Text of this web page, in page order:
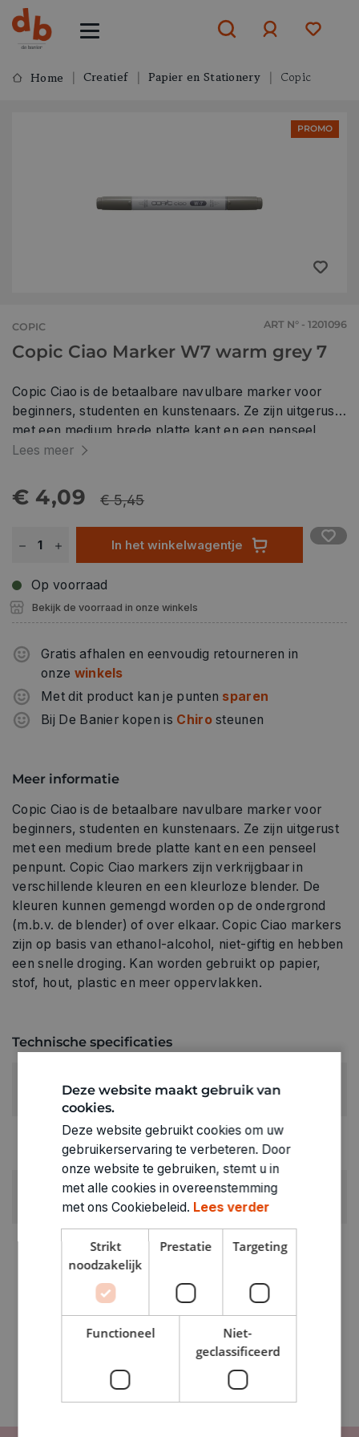
Home Creatief Papier en Stationery Copic
PROMO
COPIC ART N° - 1201096
Copic Ciao Marker W7 warm grey 7
Copic Ciao is de betaalbare navulbare marker voor
beginners, studenten en kunstenaars. Ze zijn uitgerust
met een medium brede platte kant en een penseel
penpunt. Copic Ciao markers zijn verkrijgbaar in
kleuren kunnen gemengd worden op de ondergrond
(m.b.v. de blender) of over elkaar. Copic Ciao markers
zijn op basis van ethanol-alcohol, niet-giftig en hebben
een snelle droging. Kan worden gebruikt op papier,
stof, hout, plastic en meer oppervlakken.
Lees meer
€ 4,09 € 5,45
In het winkelwagentje
Op voorraad
Bekijk de voorraad in onze winkels
Gratis afhalen en eenvoudig retourneren in
onze winkels
Met dit product kan je punten sparen
Bij De Banier kopen is Chirosteunen
Meer informatie
Copic Ciao is de betaalbare navulbare marker voor
beginners, studenten en kunstenaars. Ze zijn uitgerust
met een medium brede platte kant en een penseel
penpunt. Copic Ciao markers zijn verkrijgbaar in
verschillende kleuren en een kleurloze blender. De
kleuren kunnen gemengd worden op de ondergrond
(m.b.v. de blender) of over elkaar. Copic Ciao markers
zijn op basis van ethanol-alcohol, niet-giftig en hebben
een snelle droging. Kan worden gebruikt op papier,
stof, hout, plastic en meer oppervlakken.
Technische specificaties
RUBRIEK:
GEWICHT
ARTIKELNUMMER
Deze website maakt gebruik van
cookies.
Deze website gebruikt cookies om uw
gebruikerservaring te verbeteren. Door
onze website te gebruiken, stemt u in
met alle cookies in overeenstemming
met ons Cookiebeleid. Lees verder
Strikt
noodzakelijk
Prestatie Targeting
Functioneel
Niet-
geclassificeerd